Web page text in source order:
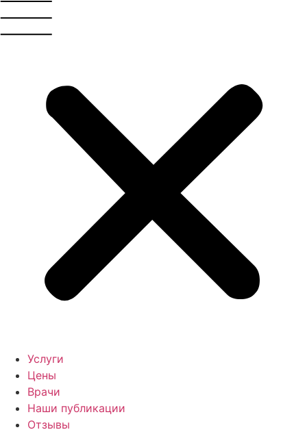
Услуги
Цены
Врачи
Наши публикации
Отзывы